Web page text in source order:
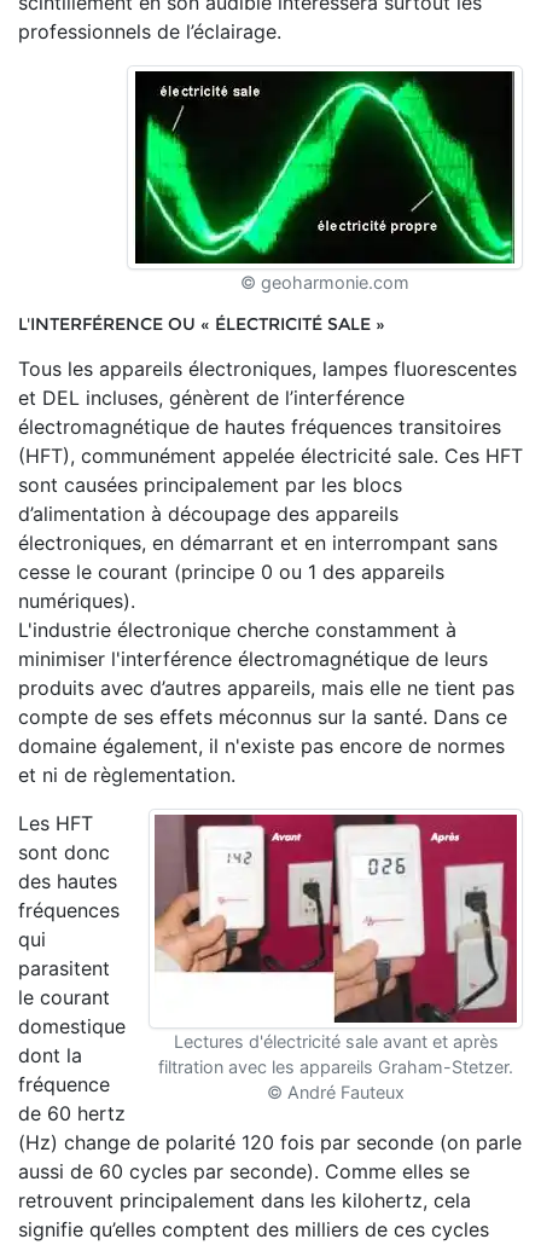
professionnels de l’éclairage.
© geoharmonie.com
L'INTERFÉRENCE OU « ÉLECTRICITÉ SALE »
Tous les appareils électroniques, lampes fluorescentes
et DEL incluses, génèrent de l’interférence
électromagnétique de hautes fréquences transitoires
(HFT), communément appelée électricité sale. Ces HFT
sont causées principalement par les blocs
d’alimentation à découpage des appareils
électroniques, en démarrant et en interrompant sans
cesse le courant (principe 0 ou 1 des appareils
numériques).
L'industrie électronique cherche constamment à
minimiser l'interférence électromagnétique de leurs
produits avec d’autres appareils, mais elle ne tient pas
compte de ses effets méconnus sur la santé. Dans ce
domaine également, il n'existe pas encore de normes
et ni de règlementation.
Lectures d'électricité sale avant et après
filtration avec les appareils Graham-Stetzer.
© André Fauteux
Les HFT
sont donc
des hautes
fréquences
qui
parasitent
le courant
domestique
dont la
fréquence
de 60 hertz
(Hz) change de polarité 120 fois par seconde (on parle
aussi de 60 cycles par seconde). Comme elles se
retrouvent principalement dans les kilohertz, cela
signifie qu’elles comptent des milliers de ces cycles